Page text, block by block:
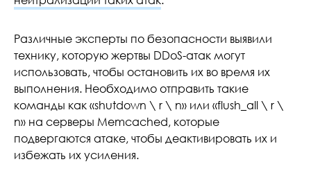
Различные эксперты по безопасности выявили
технику, которую жертвы DDoS-атак могут
использовать, чтобы остановить их во время их
выполнения. Необходимо отправить такие
команды как «shutdown \ r \ n» или «flush_all \ r \
n» на серверы Memcached, которые
подвергаются атаке, чтобы деактивировать их и
избежать их усиления.